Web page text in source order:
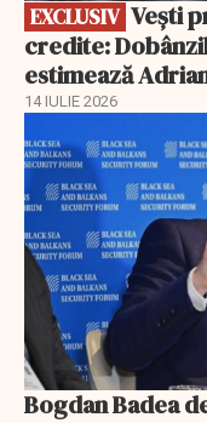
EXCLUSIV
credite:
estimează
14 IULIE 2026
Bogdan Badea